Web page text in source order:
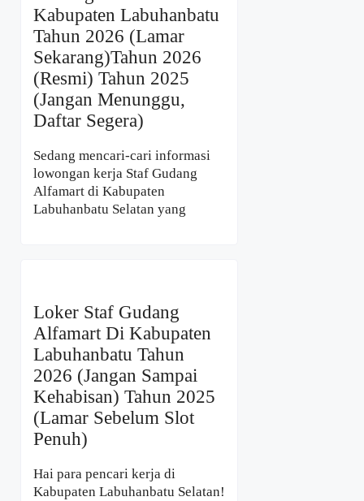
Kabupaten Labuhanbatu
Tahun 2026 (Lamar
Sekarang)Tahun 2026
(Resmi) Tahun 2025
(Jangan Menunggu,
Daftar Segera)
Sedang mencari-cari informasi
lowongan kerja Staf Gudang
Alfamart di Kabupaten
Labuhanbatu Selatan yang
Loker Staf Gudang
Alfamart Di Kabupaten
Labuhanbatu Tahun
2026 (Jangan Sampai
Kehabisan) Tahun 2025
(Lamar Sebelum Slot
Penuh)
Hai para pencari kerja di
Kabupaten Labuhanbatu Selatan!